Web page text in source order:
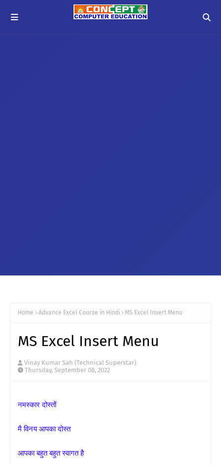
Home Advance Excel Course in Hindi MS Excel Insert Menu
MS Excel Insert Menu
Vinay Kumar Sah (Technical Superstar)
Thursday, September 08, 2022
नमस्कार दोस्तों
मै विनय आपका दोस्त
आपका बहुत बहुत स्वागत है